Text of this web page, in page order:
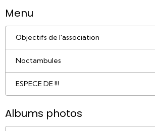
Menu
Objectifs de l'association
Noctambules
ESPECE DE !!!
Albums photos